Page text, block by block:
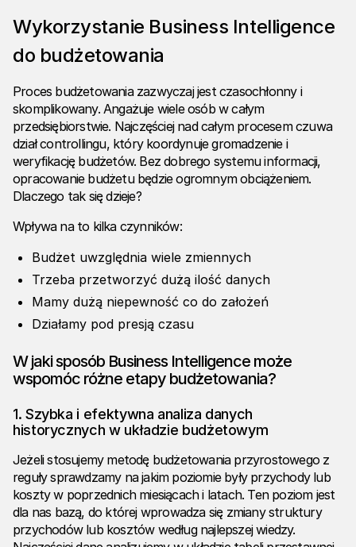
Wykorzystanie Business Intelligence
do budżetowania
Proces budżetowania zazwyczaj jest czasochłonny i
skomplikowany. Angażuje wiele osób w całym
przedsiębiorstwie. Najczęściej nad całym procesem czuwa
dział controllingu, który koordynuje gromadzenie i
weryfikację budżetów. Bez dobrego systemu informacji,
opracowanie budżetu będzie ogromnym obciążeniem.
Dlaczego tak się dzieje?
Wpływa na to kilka czynników:
Budżet uwzględnia wiele zmiennych
Trzeba przetworzyć dużą ilość danych
Mamy dużą niepewność co do założeń
Działamy pod presją czasu
W jaki sposób Business Intelligence może
wspomóc różne etapy budżetowania?
1. Szybka i efektywna analiza danych
historycznych w układzie budżetowym
Jeżeli stosujemy metodę budżetowania przyrostowego z
reguły sprawdzamy na jakim poziomie były przychody lub
koszty w poprzednich miesiącach i latach. Ten poziom jest
dla nas bazą, do której wprowadza się zmiany struktury
przychodów lub kosztów według najlepszej wiedzy.